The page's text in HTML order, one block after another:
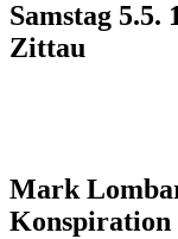
Samstag
Zittau
Mark
Konspiration